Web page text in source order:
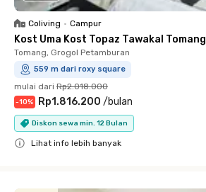
Coliving • Campur
Kost Uma Kost Topaz Tawakal Tomang
Tomang, Grogol Petamburan
559 m dari roxy square
mulai dari Rp2.018.000
-10% Rp1.816.200 /bulan
Diskon sewa min. 12 Bulan
Lihat info lebih banyak